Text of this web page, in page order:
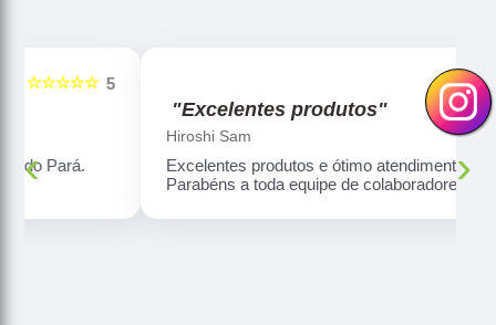
5
"Excelentes produtos"
Excelentes produtos e ótimo atendimento.
Parabéns a toda equipe de colaboradores
‹ ›